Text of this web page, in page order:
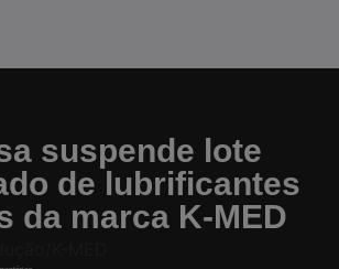
suspende lote
de lubrificantes
da marca K-MED